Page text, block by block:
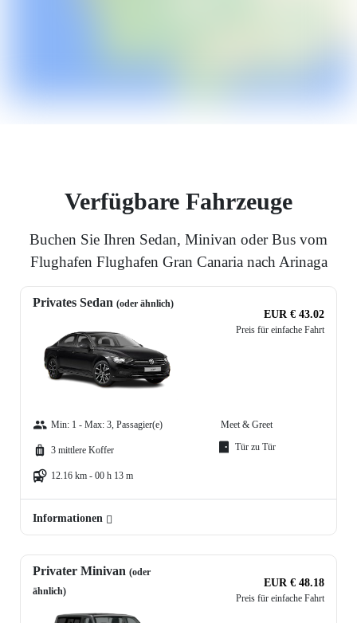
Verfügbare Fahrzeuge
Buchen Sie Ihren Sedan, Minivan oder Bus vom
Flughafen Flughafen Gran Canaria nach Arinaga
Privates Sedan (oder ähnlich)
EUR € 43.02
Preis für einfache Fahrt
Min: 1 - Max: 3, Passagier(e)
3 mittlere Koffer
12.16 km - 00 h 13 m
Meet & Greet
Tür zu Tür
Informationen
Privater Minivan (oder
ähnlich)
EUR € 48.18
Preis für einfache Fahrt